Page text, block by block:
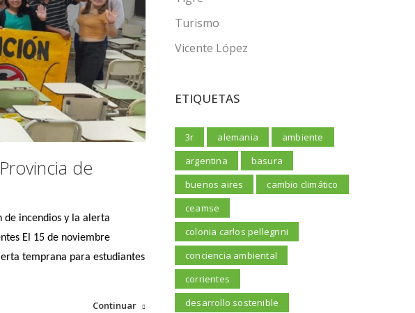
de
de incendios y la alerta
El 15 de noviembre
temprana para estudiantes
Continuar
Turismo
Vicente López
ETIQUETAS
3r alemania
ambiente
argentina
basura
buenos aires
cambio climático
ceamse
colonia carlos pellegrini
conciencia ambiental
corrientes
desarrollo sostenible